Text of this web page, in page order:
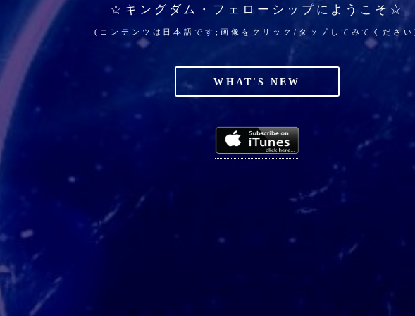
☆ キングダム・フェローシップにようこそ☆
(コンテンツは日本語です;画像をクリック/タップしてみてくださ
WHAT'S NEW